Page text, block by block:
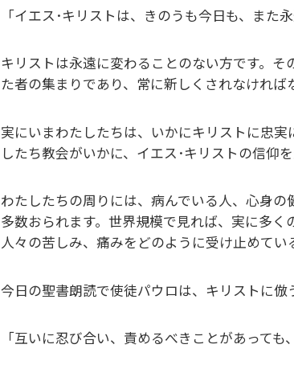
「イエス･キリストは、きのうも今日も、また
キリストは永遠に変わることのない方です。
た者の集まりであり、常に新しくされなければ
実にいまわたしたちは、いかにキリストに忠
したち教会がいかに、イエス･キリストの信仰
わたしたちの周りには、病んでいる人、心身
多数おられます。世界規模で見れば、実に多
人々の苦しみ、痛みをどのように受け止めてい
今日の聖書朗読で使徒パウロは、キリストに倣
「互いに忍び合い、責めるべきことがあっても